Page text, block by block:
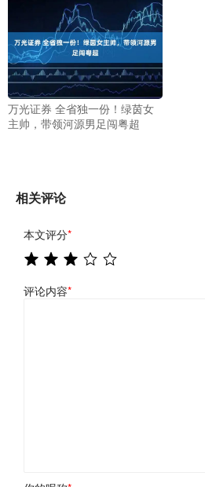
万光证券 全省独一份！绿茵女
主帅，带领河源男足闯粤超
相关评论
本文评分*
评论内容*